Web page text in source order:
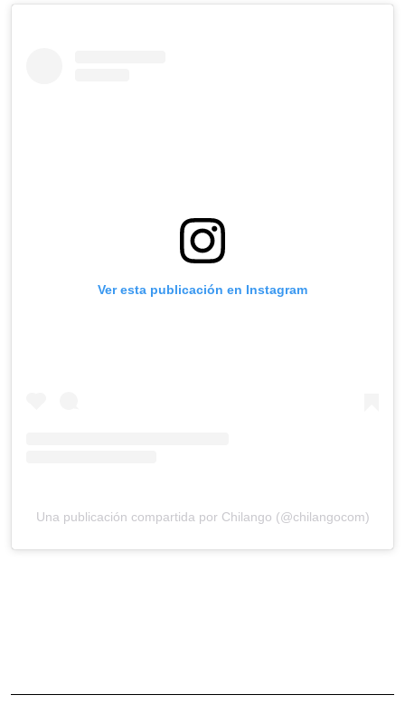
Ver esta publicación en Instagram
Una publicación compartida por Chilango (@chilangocom)